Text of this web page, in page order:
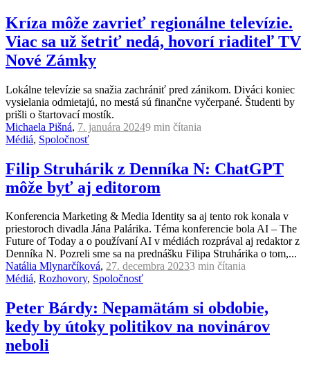
Kríza môže zavrieť regionálne televízie.
Viac sa už šetriť nedá, hovorí riaditeľ TV
Nové Zámky
Lokálne televízie sa snažia zachrániť pred zánikom. Diváci koniec
vysielania odmietajú, no mestá sú finančne vyčerpané. Študenti by
prišli o štartovací mostík.
Michaela Pišná, 7. januára 20249 min čítania
Médiá, Spoločnosť
Filip Struhárik z Denníka N: ChatGPT
môže byť aj editorom
Konferencia Marketing & Media Identity sa aj tento rok konala v
priestoroch divadla Jána Palárika. Téma konferencie bola AI – The
Future of Today a o používaní AI v médiách rozprával aj redaktor z
Denníka N. Pozreli sme sa na prednášku Filipa Struhárika o tom,...
Natália Mlynarčíková, 27. decembra 20233 min čítania
Médiá, Rozhovory, Spoločnosť
Peter Bárdy: Nepamätám si obdobie,
kedy by útoky politikov na novinárov
neboli